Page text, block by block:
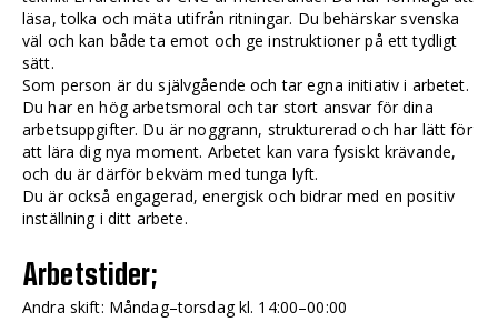
läsa, tolka och mäta utifrån ritningar. Du behärskar svenska
väl och kan både ta emot och ge instruktioner på ett tydligt
sätt.
Som person är du självgående och tar egna initiativ i arbetet.
Du har en hög arbetsmoral och tar stort ansvar för dina
arbetsuppgifter. Du är noggrann, strukturerad och har lätt för
att lära dig nya moment. Arbetet kan vara fysiskt krävande,
och du är därför bekväm med tunga lyft.
Du är också engagerad, energisk och bidrar med en positiv
inställning i ditt arbete.
Arbetstider;
Andra skift: Måndag–torsdag kl. 14:00–00:00